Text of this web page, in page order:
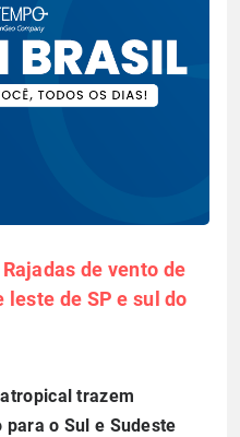
de vento de
de SP e sul do
trazem
o Sul e Sudeste